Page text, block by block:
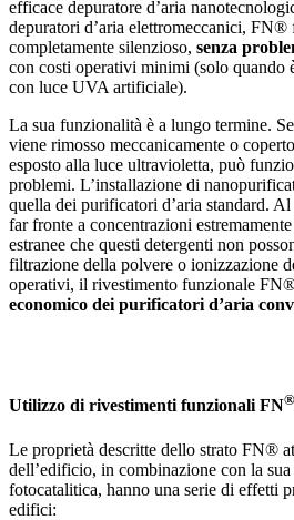
efficace depuratore d’aria
depuratori d’aria elettromeccanici,
completamente silenzioso, senza
con costi operativi minimi (solo quando
con luce UVA artificiale).
La sua funzionalità è a lungo termine.
viene rimosso meccanicamente o
esposto alla luce ultravioletta, può
problemi. L’installazione di
quella dei purificatori d’aria standard.
far fronte a concentrazioni
estranee che questi detergenti non
filtrazione della polvere o ionizzazione
operativi, il rivestimento funzionale
economico dei purificatori d’aria
Utilizzo di rivestimenti funzionali FN®
Le proprietà descritte dello strato FN®
dell’edificio, in combinazione con la sua
fotocatalitica, hanno una serie di effetti
edifici: